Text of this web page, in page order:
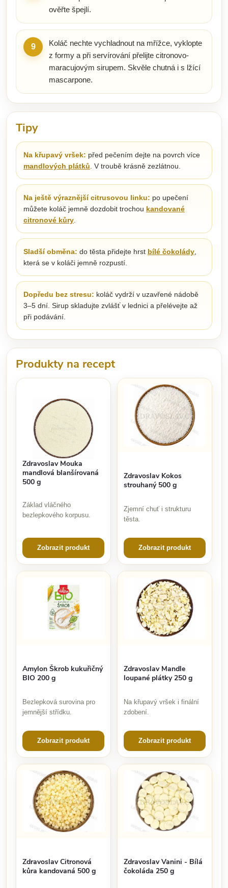
ověřte špejlí.
9
Koláč nechte vychladnout na mřížce, vyklopte
z formy a při servírování přelijte citronovo-
maracujovým sirupem. Skvěle chutná i s lžící
mascarpone.
Tipy
Na křupavý vršek: před pečením dejte na povrch více
mandlových plátků . V troubě krásně zezlátnou.
Na ještě výraznější citrusovou linku: po upečení
můžete koláč jemně dozdobit trochou kandované
citronové kůry
Sladší obměna: do těsta přidejte hrst bílé čokolády
která se v koláči jemně rozpustí.
Dopředu bez stresu: koláč vydrží v uzavřené nádobě
3–5 dní. Sirup skladujte zvlášť v lednici a přelévejte až
při podávání.
Produkty na recept
Zdravoslav Mouka
mandlová blanšírovaná
500 g
Základ vláčného
bezlepkového korpusu.
Zobrazit produkt
Zdravoslav Kokos
strouhaný 500 g
Zjemní chuť i strukturu
těsta.
Zobrazit produkt
Amylon Škrob kukuřičný
BIO 200 g
Bezlepková surovina pro
jemnější střídku.
Zobrazit produkt
Zdravoslav Mandle
loupané plátky 250 g
Na křupavý vršek i finální
zdobení.
Zobrazit produkt
Zdravoslav Citronová
kůra kandovaná 500 g
Zdravoslav Vanini - Bílá
čokoláda 250 g